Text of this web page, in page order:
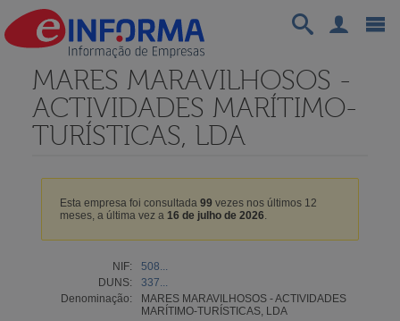
MARES MARAVILHOSOS -
ACTIVIDADES MARÍTIMO-
TURÍSTICAS, LDA
Esta empresa foi consultada 99 vezes nos últimos 12
meses, a última vez a 16 de julho de 2026.
NIF:
508...
DUNS:
337...
Denominação:
MARES MARAVILHOSOS - ACTIVIDADES
MARÍTIMO-TURÍSTICAS, LDA